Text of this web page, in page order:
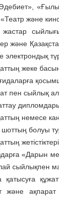
және
және
электрондық
жеке
пен сыйлық
немесе
шоттың болуы
«Дарын
сыйлықпен
қатысуға
және